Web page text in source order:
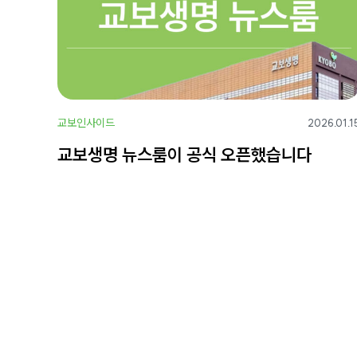
교보인사이드
교보생명 뉴스룸이 공식 오픈했습니다